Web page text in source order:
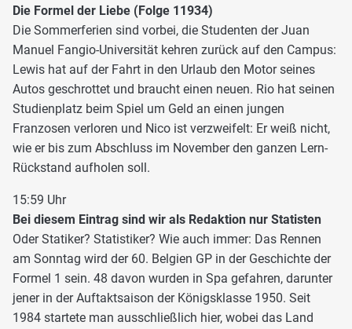
Die Formel der Liebe (Folge 11934)
Die Sommerferien sind vorbei, die Studenten der Juan
Manuel Fangio-Universität kehren zurück auf den Campus:
Lewis hat auf der Fahrt in den Urlaub den Motor seines
Autos geschrottet und braucht einen neuen. Rio hat seinen
Studienplatz beim Spiel um Geld an einen jungen
Franzosen verloren und Nico ist verzweifelt: Er weiß nicht,
wie er bis zum Abschluss im November den ganzen Lern-
Rückstand aufholen soll.
15:59 Uhr
Bei diesem Eintrag sind wir als Redaktion nur Statisten
Oder Statiker? Statistiker? Wie auch immer: Das Rennen
am Sonntag wird der 60. Belgien GP in der Geschichte der
Formel 1 sein. 48 davon wurden in Spa gefahren, darunter
jener in der Auftaktsaison der Königsklasse 1950. Seit
1984 startete man ausschließlich hier, wobei das Land